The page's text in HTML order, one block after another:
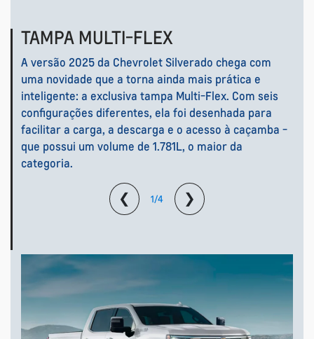
TAMPA MULTI-FLEX
A versão 2025 da Chevrolet Silverado chega com
uma novidade que a torna ainda mais prática e
inteligente: a exclusiva tampa Multi-Flex. Com seis
configurações diferentes, ela foi desenhada para
facilitar a carga, a descarga e o acesso à caçamba -
que possui um volume de 1.781L, o maior da
categoria.
❮ 1/4 ❯